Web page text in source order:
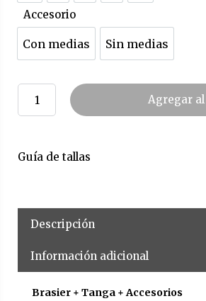
Accesorio
Con medias Sin medias
Agregar
Guía de tallas
Descripción
Información adicional
Brasier + Tanga + Accesorios